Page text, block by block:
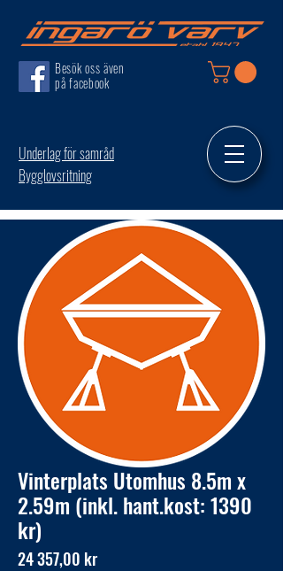
Besök oss även
på facebook
Underlag för samråd
Bygglovsritning
Vinterplats Utomhus 8.5m x
2.59m (inkl. hant.kost: 1390
kr)
24 357,00 krPris